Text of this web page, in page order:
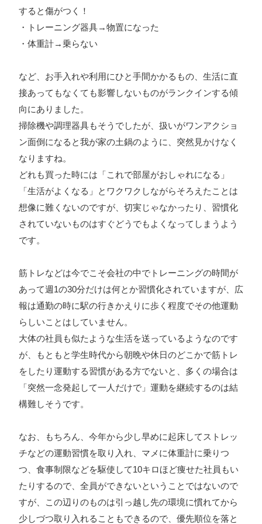
すると傷がつく！
・トレーニング器具→物置になった
・体重計→乗らない
など、お手入れや利用にひと手間かかるもの、生活に直
接あってもなくても影響しないものがランクインする傾
向にありました。
掃除機や調理器具もそうでしたが、扱いがワンアクショ
ン面倒になると我が家の土鍋のように、突然見かけなく
なりますね。
どれも買った時には「これで部屋がおしゃれになる」
「生活がよくなる」とワクワクしながらそろえたことは
想像に難くないのですが、切実じゃなかったり、習慣化
されていないものはすぐどうでもよくなってしまうよう
です。
筋トレなどは今でこそ会社の中でトレーニングの時間が
あって週1の30分だけは何とか習慣化されていますが、広
報は通勤の時に駅の行きかえりに歩く程度でその他運動
らしいことはしていません。
大体の社員も似たような生活を送っているようなのです
が、もともと学生時代から朝晩や休日のどこかで筋トレ
をしたり運動する習慣がある方でないと、多くの場合は
「突然一念発起して一人だけで」運動を継続するのは結
構難しそうです。
なお、もちろん、今年から少し早めに起床してストレッ
チなどの運動習慣を取り入れ、マメに体重計に乗りつ
つ、食事制限などを駆使して10キロほど痩せた社員もい
たりするので、全員ができないということではないので
すが、この辺りのものは引っ越し先の環境に慣れてから
少しづつ取り入れることもできるので、優先順位を落と